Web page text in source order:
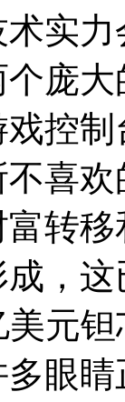
实
庞
控
喜
转
，
元
眼